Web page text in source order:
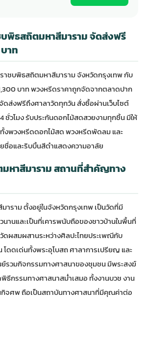
พิธสถิตมหาสีมาราม จัดส่งฟรี
าท
าชบพิธสถิตมหาสีมาราม จังหวัดกรุงเทพ กับ
บาทพวงหรีดราคาถูกจัดจากตลาดปาก
ส่งฟรีถึงศาลาวัดทุกวัน สั่งซื้อผ่านเว็บไซต์
ชั่วโมง รับประกันดอกไม้สดสวยงามทุกชิ้น มีให้
งพวงหรีดดอกไม้สด พวงหรีดพัดลม และ
อและริบบิ้นสีดำแสดงความอาลัย
หาสีมาราม สถานที่สำคัญทาง
ารามตั้งอยู่ในจังหวัดกรุงเทพ เป็นวัดที่มี
นานและเป็นที่เคารพนับถือของชาวบ้านในพื้นที่
ดผสมผสานระหว่างศิลปะไทยประเพณีกับ
ดดเด่นทั้งพระอุโบสถ ศาลาการเปรียญ และ
รวมกิจกรรมทางศาสนาของชุมชน มีพระสงฆ์
กรรมทางศาสนาสม่ำเสมอ ทั้งงานบวช งาน
จศพ ถือเป็นสถาบันทางศาสนาที่มีคุณค่าต่อ